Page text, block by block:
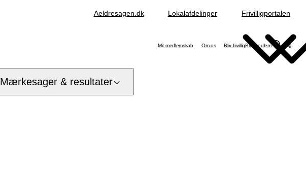
Aeldresagen.dk Lokalafdelinger Frivilligportalen
Mit medlemskab Om os Bliv frivilligBliv medlem Søg
Mærkesager & resultater